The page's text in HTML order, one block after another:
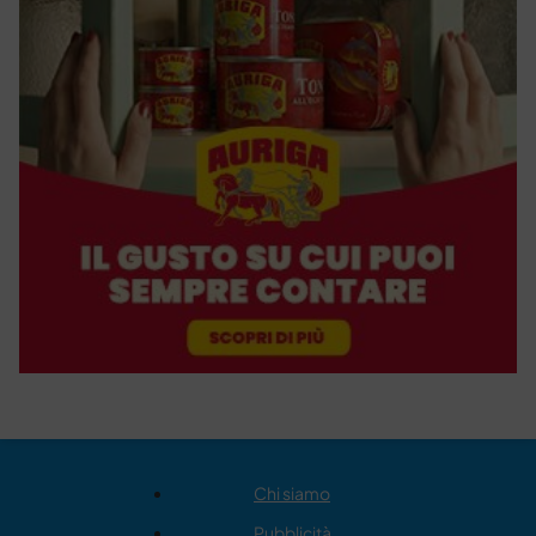
Chi siamo